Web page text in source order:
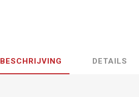
BESCHRIJVING DETAILS